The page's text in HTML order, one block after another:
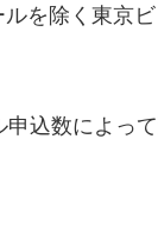
を除く東京
込数によっ